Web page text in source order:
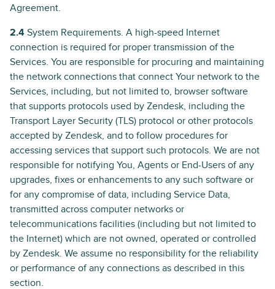
Agreement.
2.4 System Requirements. A high-speed Internet
connection is required for proper transmission of the
Services. You are responsible for procuring and maintaining
the network connections that connect Your network to the
Services, including, but not limited to, browser software
that supports protocols used by Zendesk, including the
Transport Layer Security (TLS) protocol or other protocols
accepted by Zendesk, and to follow procedures for
accessing services that support such protocols. We are not
responsible for notifying You, Agents or End-Users of any
upgrades, fixes or enhancements to any such software or
for any compromise of data, including Service Data,
transmitted across computer networks or
telecommunications facilities (including but not limited to
the Internet) which are not owned, operated or controlled
by Zendesk. We assume no responsibility for the reliability
or performance of any connections as described in this
section.